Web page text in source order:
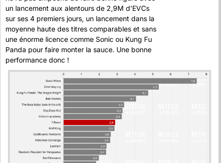
un lancement aux alentours de 2,9M d’EVCs
sur ses 4 premiers jours, un lancement dans la
moyenne haute des titres comparables et sans
une énorme licence comme Sonic ou Kung Fu
Panda pour faire monter la sauce. Une bonne
performance donc !